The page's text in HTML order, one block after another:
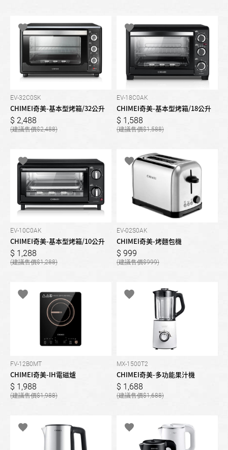
EV-32C0SK
CHIMEI奇美-基本型烤箱/32公升
2,488
2,488
EV-18C0AK
CHIMEI奇美-基本型烤箱/18公升
1,588
1,588
EV-10C0AK
CHIMEI奇美-基本型烤箱/10公升
1,288
1,288
EV-02S0AK
CHIMEI奇美-烤麵包機
999
999
FV-12B0MT
CHIMEI奇美-IH電磁爐
1,988
1,988
MX-1500T2
CHIMEI奇美-多功能果汁機
1,688
1,688